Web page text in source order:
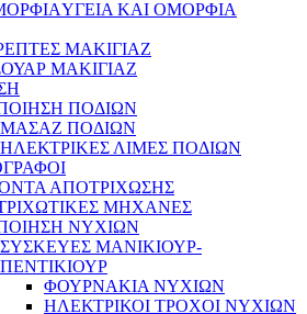
ΥΓΕΙΑ ΚΑΙ ΟΜΟΡΦΙΑ
ΜΑΚΙΓΙΑΖ
ΜΑΚΙΓΙΑΖ
ΠΟΔΙΩΝ
ΜΑΣΑΖ ΠΟΔΙΩΝ
ΗΛΕΚΤΡΙΚΕΣ ΛΙΜΕΣ ΠΟΔΙΩΝ
ΑΠΟΤΡΙΧΩΣΗΣ
ΜΗΧΑΝΕΣ
ΝΥΧΙΩΝ
ΣΥΣΚΕΥΕΣ ΜΑΝΙΚΙΟΥΡ-
ΠΕΝΤΙΚΙΟΥΡ
ΦΟΥΡΝΑΚΙΑ ΝΥΧΙΩΝ
ΗΛΕΚΤΡΙΚΟΙ ΤΡΟΧΟΙ ΝΥΧΙΩΝ